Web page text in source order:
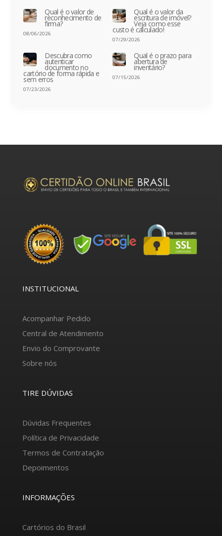
Qual é o valor de
reconhecimento de
firma?
08/06/2026
Qual é o valor da
escritura de imóvel?
Veja como esse
custo é calculado!
07/29/2026
Descubra como
autenticar
documento no
cartório de forma rápida e
sem erros
07/23/2026
Qual é o prazo para
abertura de
inventário?
07/15/2026
INSTITUCIONAL
Acompanhar Pedido
Central de Atendimento
Envio do Comprovante
Sobre nós
TIRE DÚVIDAS
Dúvidas Frequentes
Política de Privacidade
Termos de Contratação
Depoimentos
INFORMAÇÕES
Cartórios do Brasil